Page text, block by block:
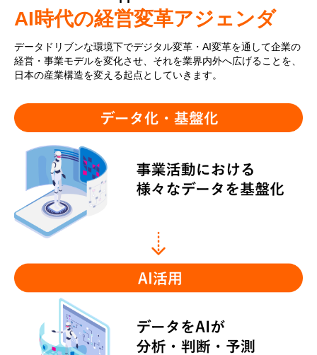
AI時代の経営変革アジェンダ
データドリブンな環境下でデジタル変革・AI変革を通して企業の
経営・事業モデルを変化させ、それを業界内外へ広げることを、
日本の産業構造を変える起点としていきます。